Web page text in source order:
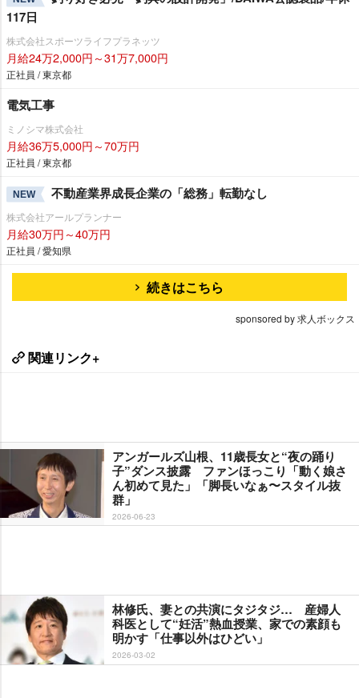
117日
株式会社スポーツライフプラネッツ
月給24万2,000円～31万7,000円
正社員 / 東京都
電気工事
ミノシマ株式会社
月給36万5,000円～70万円
正社員 / 東京都
NEW 不動産業界成長企業の「総務」転勤なし
株式会社アールプランナー
月給30万円～40万円
正社員 / 愛知県
続きはこちら
sponsored by 求人ボックス
関連リンク+
アンガールズ山根、11歳長女と“夜の踊り
子”ダンス披露 ファンほっこり「動く娘さ
ん初めて見た」「脚長いなぁ〜スタイル抜
群」
2026-06-23
林修氏、妻との共演にタジタジ… 産婦人
科医として“妊活”熱血授業、家での素顔も
明かす「仕事以外はひどい」
2026-03-02